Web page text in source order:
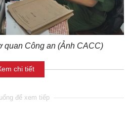
quan Công an (Ảnh CACC)
chi tiết